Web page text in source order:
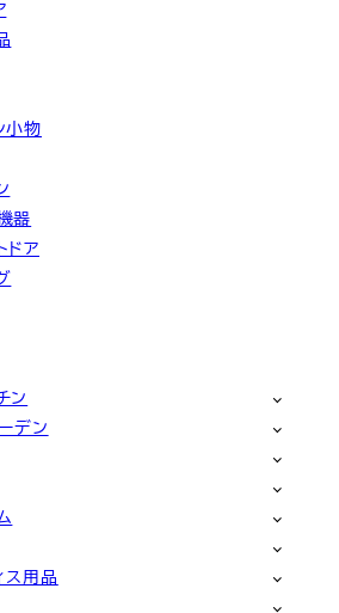
小物
器
ドア
ン
デン
ス用品